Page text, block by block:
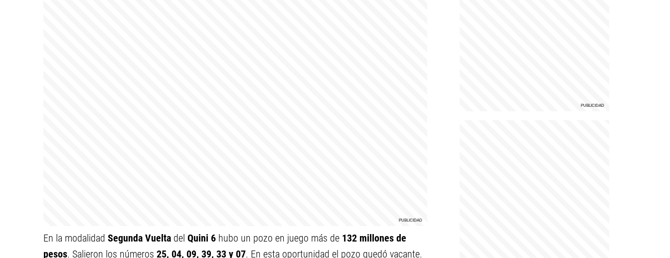
En la modalidad Segunda Vuelta del Quini 6 hubo un pozo en juego más de 132 millones de
pesos. Salieron los números 25, 04, 09, 39, 33 y 07. En esta oportunidad el pozo quedó vacante.